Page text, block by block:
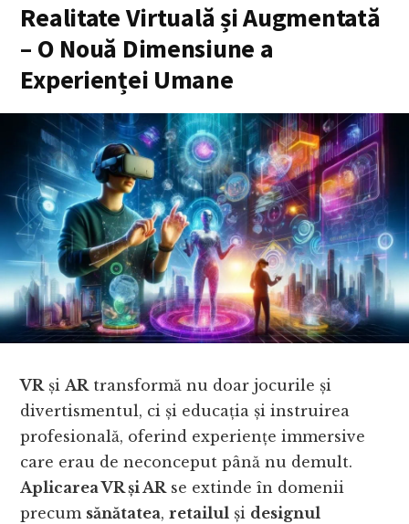
Realitate Virtuală și Augmentată
– O Nouă Dimensiune a
Experienței Umane
VRșiARtransformă nu doar jocurile și
divertismentul, ci și educația și instruirea
profesională, oferind experiențe immersive
care erau de neconceput până nu demult.
Aplicarea VR și ARse extinde în domenii
precum sănătatea,retailul și designul